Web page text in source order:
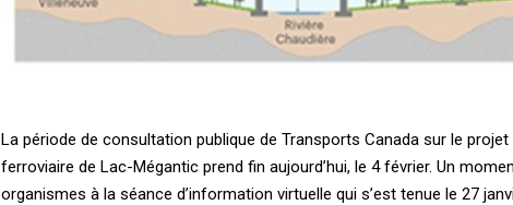
La période de consultation publique de Transports Canada sur le
ferroviaire de Lac-Mégantic prend fin aujourd’hui, le 4 février. Un
organismes à la séance d’information virtuelle qui s’est tenue le 27